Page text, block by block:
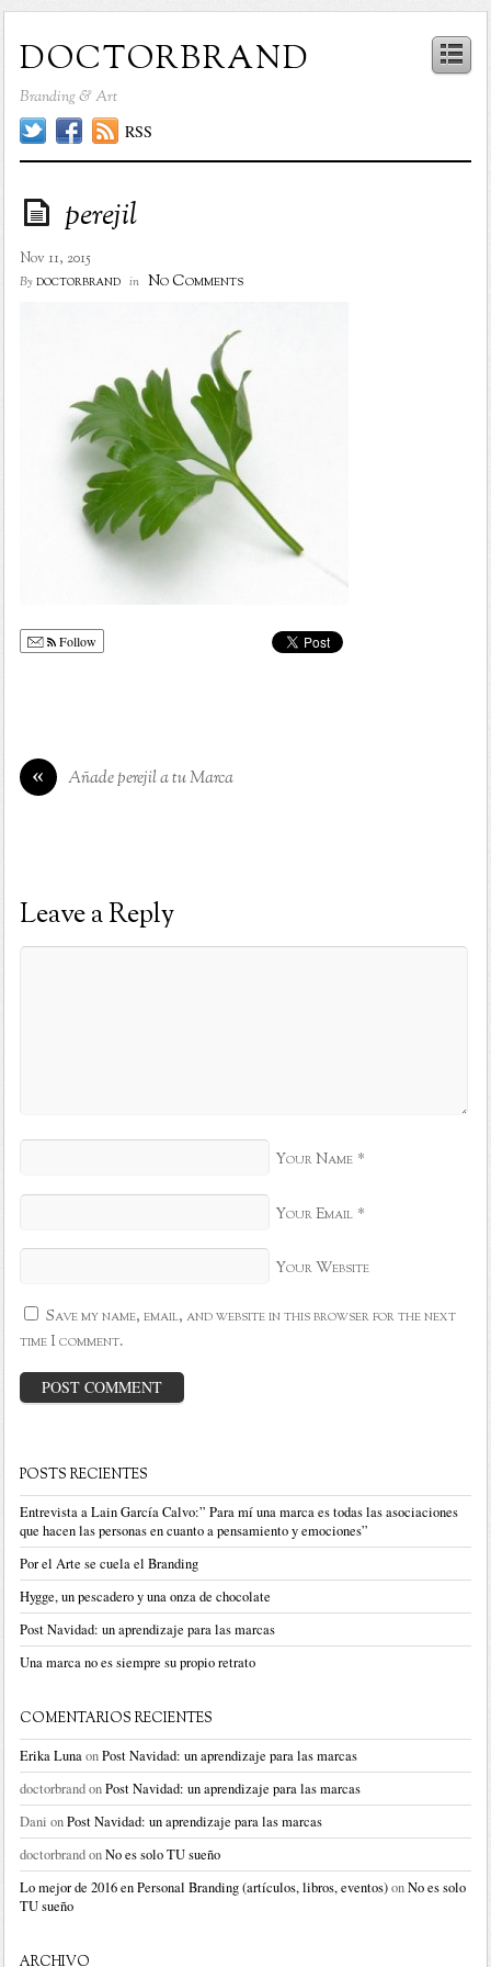
doctorbrand
Branding & Art
RSS
perejil
Nov 11, 2015
Bydoctorbrand in No Comments
Follow
« Añade perejil a tu Marca
Leave a Reply
Your Name *
Your Email *
Your Website
Save my name, email, and website in this browser for the next
time I comment.
POSTS RECIENTES
Entrevista a Lain García Calvo:” Para mí una marca es todas las asociaciones
que hacen las personas en cuanto a pensamiento y emociones”
Por el Arte se cuela el Branding
Hygge, un pescadero y una onza de chocolate
Post Navidad: un aprendizaje para las marcas
Una marca no es siempre su propio retrato
COMENTARIOS RECIENTES
Erika LunaonPost Navidad: un aprendizaje para las marcas
doctorbrandonPost Navidad: un aprendizaje para las marcas
Dani onPost Navidad: un aprendizaje para las marcas
doctorbrandonNo es solo TU sueño
Lo mejor de 2016 en Personal Branding (artículos, libros, eventos)onNo es solo
TU sueño
ARCHIVO